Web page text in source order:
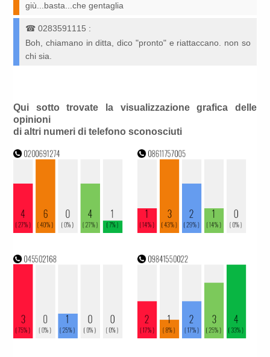
giù...basta...che gentaglia
☎0283591115 :
Boh, chiamano in ditta, dico "pronto" e riattaccano. non so
chi sia.
Qui sotto trovate la visualizzazione grafica delle
opinioni
di altri numeri di telefono sconosciuti